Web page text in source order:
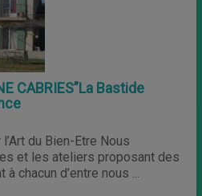
CABRIES”La Bastide
du Bien-Etre Nous
et les ateliers proposant des
chacun d’entre nous ...